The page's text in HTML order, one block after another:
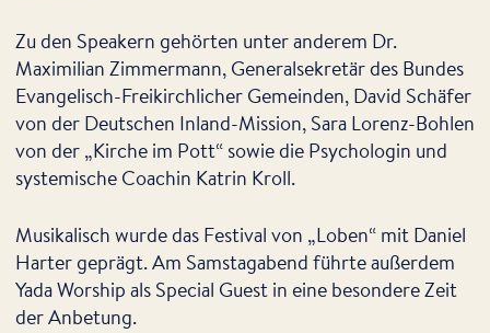
Zu den Speakern gehörten unter anderem Dr.
Maximilian Zimmermann, Generalsekretär des Bundes
Evangelisch-Freikirchlicher Gemeinden, David Schäfer
von der Deutschen Inland-Mission, Sara Lorenz-Bohlen
von der „Kirche im Pott“ sowie die Psychologin und
systemische Coachin Katrin Kroll.
Musikalisch wurde das Festival von „Loben“ mit Daniel
Harter geprägt. Am Samstagabend führte außerdem
Yada Worship als Special Guest in eine besondere Zeit
der Anbetung.